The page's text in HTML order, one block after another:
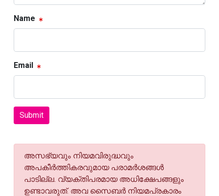
Name
Email
Submit
അസഭ്യവും നിയമവിരുദ്ധവും
അപകീര്‍ത്തികരവുമായ പരാമര്‍ശങ്ങള്‍
പാടില്ല. വ്യക്തിപരമായ അധിക്ഷേപങ്ങളും
ഉണ്ടാവരുത്. അവ സൈബര്‍ നിയമപ്രകാരം